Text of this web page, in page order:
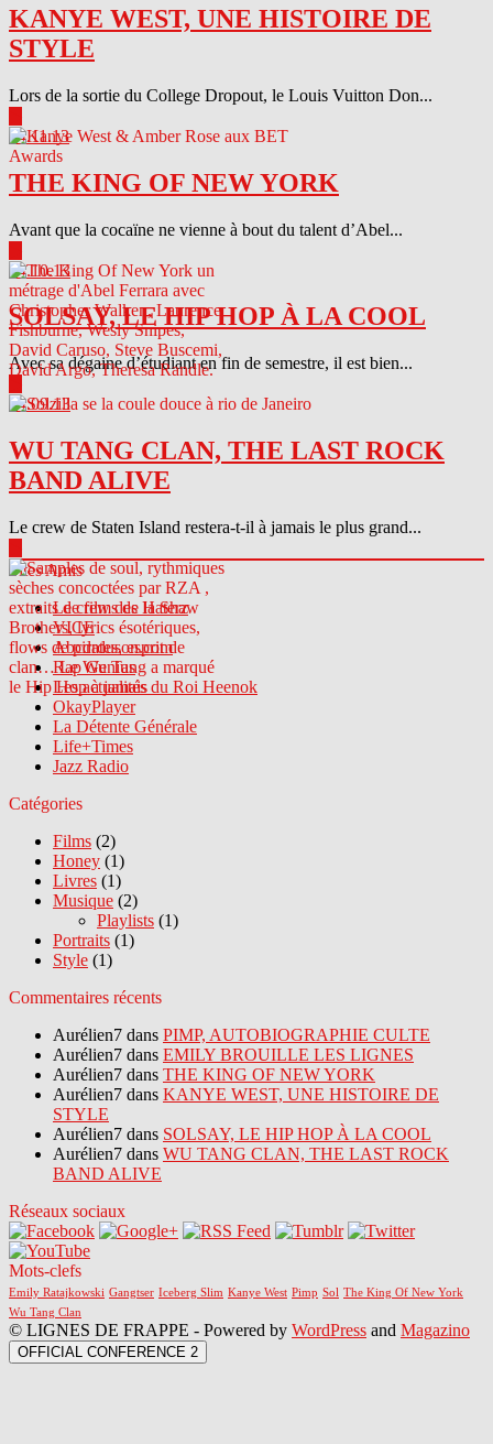
KANYE WEST, UNE HISTOIRE DE
STYLE
Lors de la sortie du College Dropout, le Louis Vuitton Don...
04.11.13
THE KING OF NEW YORK
Avant que la cocaïne ne vienne à bout du talent d’Abel...
04.10.13
SOLSAY, LE HIP HOP À LA COOL
Avec sa dégaine d’étudiant en fin de semestre, il est bien...
04.09.13
WU TANG CLAN, THE LAST ROCK
BAND ALIVE
Le crew de Staten Island restera-t-il à jamais le plus grand...
Sites Amis
Le crew des Haterz
VICE
Abcdrduson.com
Rap Genius
Les actualités du Roi Heenok
OkayPlayer
La Détente Générale
Life+Times
Jazz Radio
Catégories
Films (2)
Honey (1)
Livres (1)
Musique (2)
Playlists (1)
Portraits (1)
Style (1)
Commentaires récents
Aurélien7 dans PIMP, AUTOBIOGRAPHIE CULTE
Aurélien7 dans EMILY BROUILLE LES LIGNES
Aurélien7 dans THE KING OF NEW YORK
Aurélien7 dans KANYE WEST, UNE HISTOIRE DE
STYLE
Aurélien7 dans SOLSAY, LE HIP HOP À LA COOL
Aurélien7 dans WU TANG CLAN, THE LAST ROCK
BAND ALIVE
Réseaux sociaux
Mots-clefs
Emily Ratajkowski Gangtser Iceberg Slim Kanye West Pimp Sol The King Of New York
Wu Tang Clan
© LIGNES DE FRAPPE - Powered by WordPress and Magazino
OFFICIAL CONFERENCE 2